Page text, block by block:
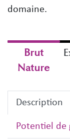
domaine.
Brut
Nature
Description
Potentiel de